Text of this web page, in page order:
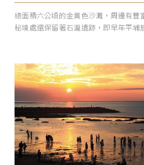
總面積六公頃的金黃色沙灘，周邊有豐
秘境處還保留著石滬遺跡，即早年平埔